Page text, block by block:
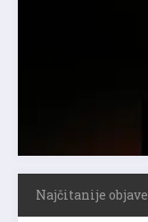
Najčitanije objave